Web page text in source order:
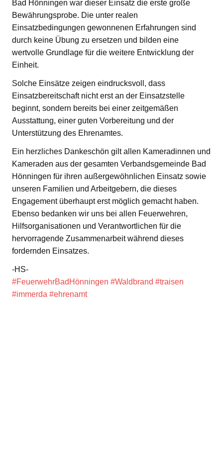
Bad Hönningen war dieser Einsatz die erste große
Bewährungsprobe. Die unter realen
Einsatzbedingungen gewonnenen Erfahrungen sind
durch keine Übung zu ersetzen und bilden eine
wertvolle Grundlage für die weitere Entwicklung der
Einheit.
Solche Einsätze zeigen eindrucksvoll, dass
Einsatzbereitschaft nicht erst an der Einsatzstelle
beginnt, sondern bereits bei einer zeitgemäßen
Ausstattung, einer guten Vorbereitung und der
Unterstützung des Ehrenamtes.
Ein herzliches Dankeschön gilt allen Kameradinnen und
Kameraden aus der gesamten Verbandsgemeinde Bad
Hönningen für ihren außergewöhnlichen Einsatz sowie
unseren Familien und Arbeitgebern, die dieses
Engagement überhaupt erst möglich gemacht haben.
Ebenso bedanken wir uns bei allen Feuerwehren,
Hilfsorganisationen und Verantwortlichen für die
hervorragende Zusammenarbeit während dieses
fordernden Einsatzes.
-HS-
#FeuerwehrBadHönningen #Waldbrand #traisen
#immerda #ehrenamt